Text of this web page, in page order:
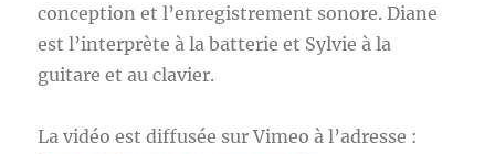
conception et l’enregistrement sonore. Diane
est l’interprète à la batterie et Sylvie à la
guitare et au clavier.
La vidéo est diffusée sur Vimeo à l’adresse :